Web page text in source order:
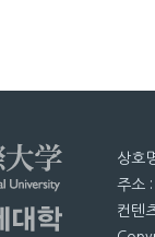
상호
주소
컨텐